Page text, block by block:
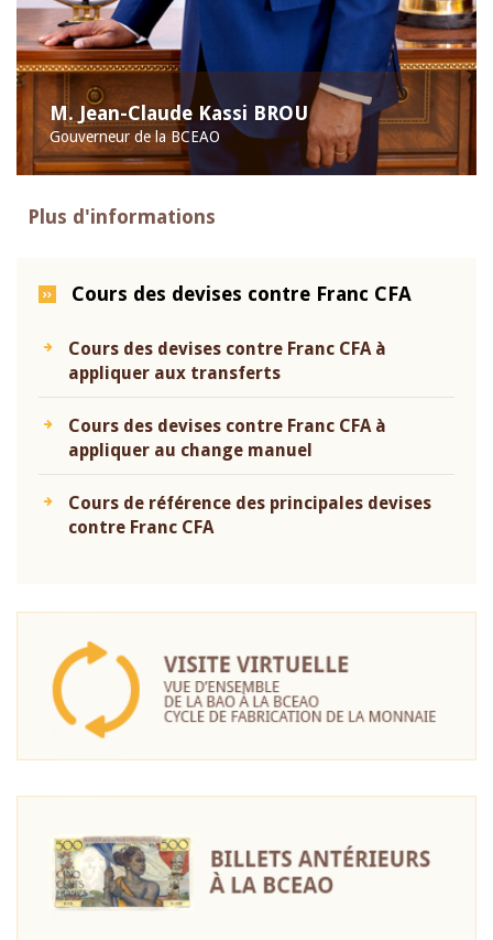
M. Jean-Claude Kassi BROU
Gouverneur de la BCEAO
Plus d'informations
Cours des devises contre Franc CFA
Cours des devises contre Franc CFA à
appliquer aux transferts
Cours des devises contre Franc CFA à
appliquer au change manuel
Cours de référence des principales devises
contre Franc CFA